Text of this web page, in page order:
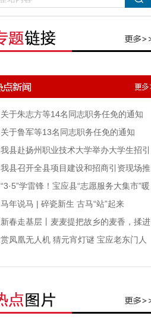
关于朱志方等14名同志职务任免的通知
关于鲁军等13名同志职务任免的通知
我县赴扬州职业技术大学举办大学生招引
协作工作推进会
我县召开全县项目建设和招商引资现场推
进会
“3·5”学雷锋！宝应县“志愿服务大集市”暖
意浓浓
马年说马 | 碎瓷新生 古马“站”起来
新春走基层丨麦麦提把故乡的麦香，揉进
了宝应的烟火气里
赏凤凰无人机 猜元宵灯谜 宝应老东门人